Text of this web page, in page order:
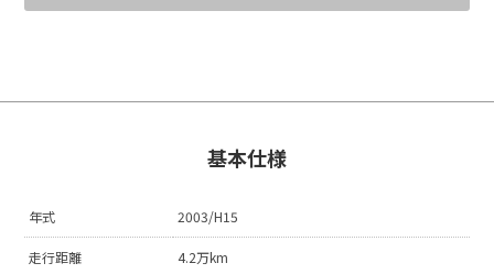
基本仕様
年式 2003/H15
走行距離 4.2万km